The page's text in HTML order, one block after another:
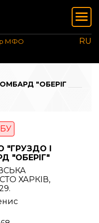
МФО RU
"ОБЕРІГ
"ГРУЗДО І
"ОБЕРІГ"
ХАРКІВ,